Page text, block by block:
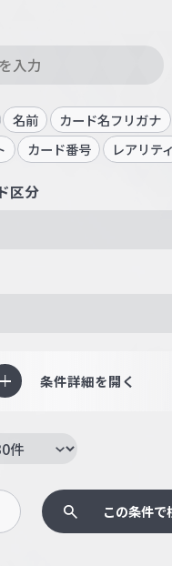
名前 カード名フリガナ
カード番号 レアリティ
区分
条件詳細を開く
この条件で